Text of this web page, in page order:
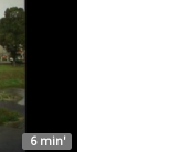
6 min'